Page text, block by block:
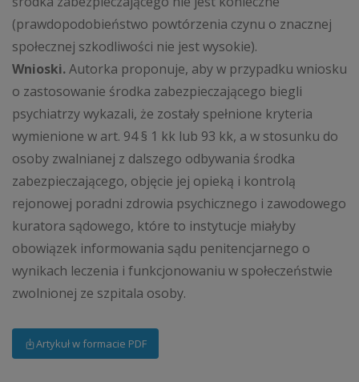
(prawdopodobieństwo powtórzenia czynu o znacznej
społecznej szkodliwości nie jest wysokie).
Wnioski.Autorka proponuje, aby w przypadku wniosku
o zastosowanie środka zabezpieczającego biegli
psychiatrzy wykazali, że zostały spełnione kryteria
wymienione w art. 94 § 1 kk lub 93 kk, a w stosunku do
osoby zwalnianej z dalszego odbywania środka
zabezpieczającego, objęcie jej opieką i kontrolą
rejonowej poradni zdrowia psychicznego i zawodowego
kuratora sądowego, które to instytucje miałyby
obowiązek informowania sądu penitencjarnego o
wynikach leczenia i funkcjonowaniu w społeczeństwie
zwolnionej ze szpitala osoby.
Artykuł w formacie PDF